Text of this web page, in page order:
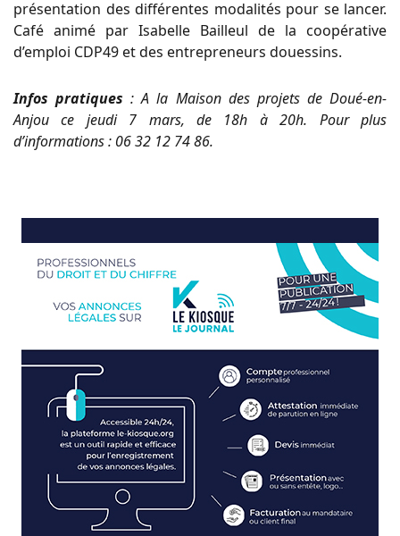
présentation des différentes modalités pour se lancer.
Café animé par Isabelle Bailleul de la coopérative
d’emploi CDP49 et des entrepreneurs douessins.
Infos pratiques : A la Maison des projets de Doué-en-
Anjou ce jeudi 7 mars, de 18h à 20h. Pour plus
d’informations : 06 32 12 74 86.